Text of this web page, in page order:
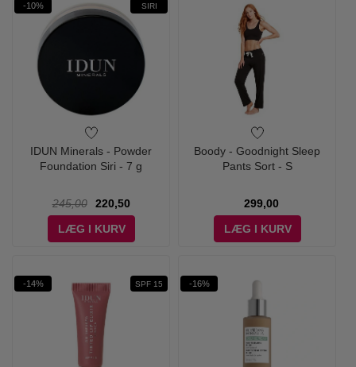
-10% SIRI
IDUN Minerals - Powder
Foundation Siri - 7 g
245,00
220,50
LÆG I KURV
Boody - Goodnight Sleep
Pants Sort - S
299,00
LÆG I KURV
-14% SPF 15 -16%